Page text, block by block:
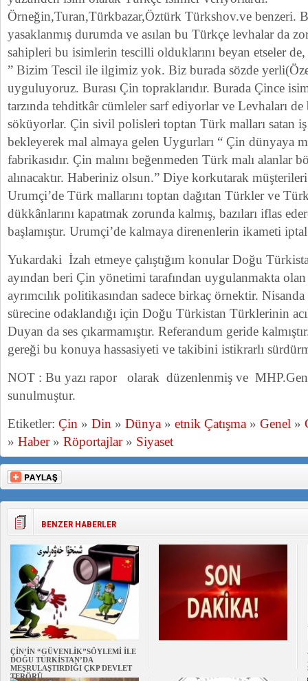
Örneğin,Turan,Türkbazar,Öztürk Türkshov.ve benzeri.
yasaklanmış durumda ve asılan bu Türkçe levhalar da
sahipleri bu isimlerin tescilli olduklarını beyan etseler
” Bizim Tescil ile ilgimiz yok. Biz burada sözde
uyguluyoruz. Burası Çin topraklarıdır. Burada Çince
tarzında tehditkâr cümleler sarf ediyorlar ve Levhaları
söküyorlar. Çin sivil polisleri toptan Türk malları satan
bekleyerek mal almaya gelen Uygurları “ Çin dünyaya
fabrikasıdır. Çin malını beğenmeden Türk malı alanlar
alınacaktır. Haberiniz olsun.” Diye korkutarak
Urumçi’de Türk mallarını toptan dağıtan Türkler ve
dükkânlarını kapatmak zorunda kalmış, bazıları iflas
başlamıştır. Urumçi’de kalmaya direnenlerin ikameti
Yukardaki İzah etmeye çalıştığım konular Doğu
ayından beri Çin yönetimi tarafından uygulanmakta
ayrımcılık politikasından sadece birkaç örnektir.
sürecine odaklandığı için Doğu Türkistan Türklerinin
Duyan da ses çıkarmamıştır. Referandum geride
gereği bu konuya hassasiyeti ve takibini istikrarlı
NOT : Bu yazı rapor olarak düzenlenmiş ve
sunulmuştur.
Etiketler: Çin » Din » Dünya » etnik Çatışma » Genel »
» Haber» Röportajlar» Siyaset
BENZER HABERLER
ÇİN’İN “GÜVENLİK”SÖYLEMİ İLE
DOĞU TÜRKİSTAN’DA
MEŞRULAŞTIRDIĞI ÇKP DEVLET
TERÖRÜ